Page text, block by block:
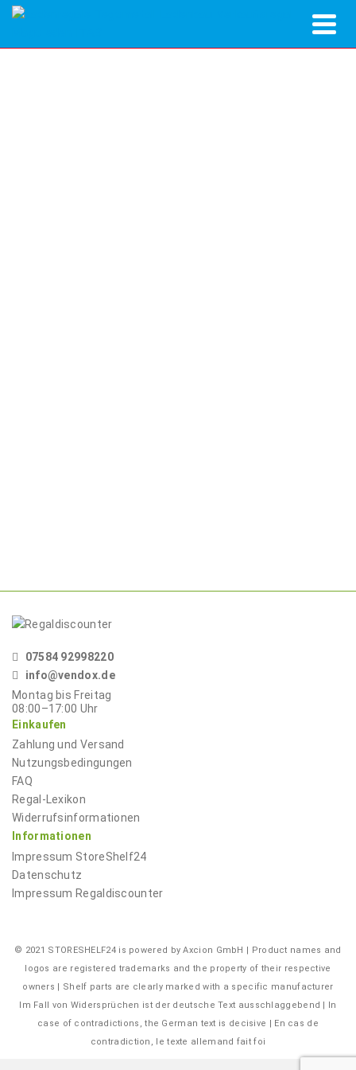
07584 92998220
info@vendox.de
Montag bis Freitag
08:00–17:00 Uhr
Einkaufen
Zahlung und Versand
Nutzungsbedingungen
FAQ
Regal-Lexikon
Widerrufsinformationen
Informationen
Impressum StoreShelf24
Datenschutz
Impressum Regaldiscounter
© 2021 STORESHELF24 is powered by Axcion GmbH | Product names and
logos are registered trademarks and the property of their respective
owners | Shelf parts are clearly marked with a specific manufacturer
Im Fall von Widersprüchen ist der deutsche Text ausschlaggebend | In
case of contradictions, the German text is decisive | En cas de
contradiction, le texte allemand fait foi